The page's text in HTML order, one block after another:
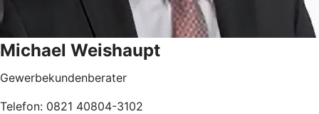
Michael Weishaupt
Gewerbekundenberater
Telefon: 0821 40804-3102